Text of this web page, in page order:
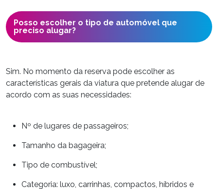
Posso escolher o tipo de automóvel que
preciso alugar?
Sim. No momento da reserva pode escolher as
características gerais da viatura que pretende alugar de
acordo com as suas necessidades:
Nº de lugares de passageiros;
Tamanho da bagageira;
Tipo de combustível;
Categoria: luxo, carrinhas, compactos, híbridos e